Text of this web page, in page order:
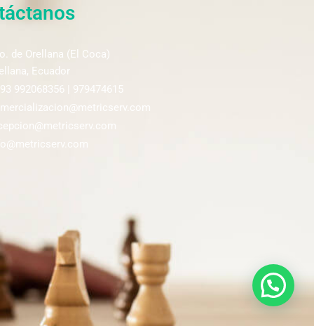
de Orellana (El Coca)
Ecuador
992068356 | 979474615